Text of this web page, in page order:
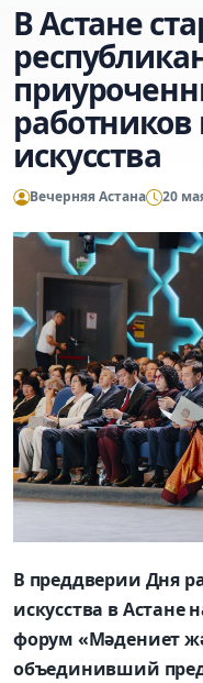
В Астане
искусства
Вечерняя Астана 20
В преддверии Дня
искусства в Астане
форум «Мәдениет
объединивший